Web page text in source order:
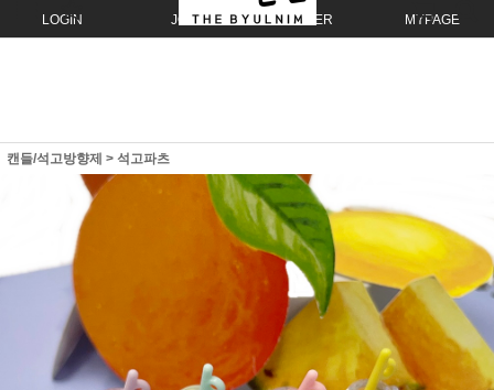
LOGIN JOIN ORDER MYPAGE
캔들/석고방향제 > 석고파츠